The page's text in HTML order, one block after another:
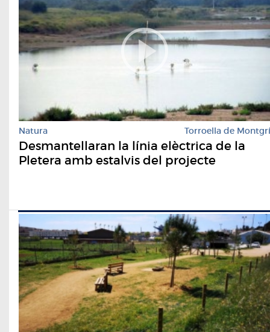
Natura Torroella de Montgrí
Desmantellaran la línia elèctrica de la
Pletera amb estalvis del projecte